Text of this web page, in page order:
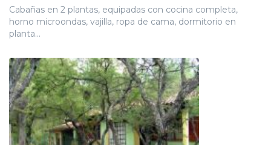
Cabañas en 2 plantas, equipadas con cocina completa,
horno microondas, vajilla, ropa de cama, dormitorio en
planta...